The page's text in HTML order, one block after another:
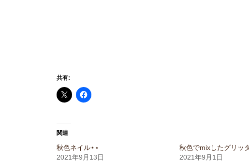
共有:
関連
秋色ネイル⋆⋆
2021年9月13日
秋色でmixしたグリッ
2021年9月1日